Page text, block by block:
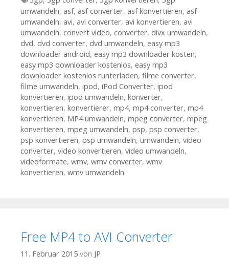
umwandeln, asf, asf converter, asf konvertieren, asf
umwandeln, avi, avi converter, avi konvertieren, avi
umwandeln, convert video, converter, divx umwandeln,
dvd, dvd converter, dvd umwandeln, easy mp3
downloader android, easy mp3 downloader kosten,
easy mp3 downloader kostenlos, easy mp3
downloader kostenlos runterladen, filme converter,
filme umwandeln, ipod, iPod Converter, ipod
konvertieren, ipod umwandeln, konverter,
konvertieren, konvertierer, mp4, mp4 converter, mp4
konvertieren, MP4 umwandeln, mpeg converter, mpeg
konvertieren, mpeg umwandeln, psp, psp converter,
psp konvertieren, psp umwandeln, umwandeln, video
converter, video konvertieren, video umwandeln,
videoformate, wmv, wmv converter, wmv
konvertieren, wmv umwandeln
Free MP4 to AVI Converter
11. Februar 2015 von JP